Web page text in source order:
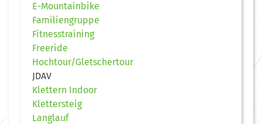
E-Mountainbike
Familiengruppe
Fitnesstraining
Freeride
Hochtour/Gletschertour
JDAV
Klettern Indoor
Klettersteig
Langlauf